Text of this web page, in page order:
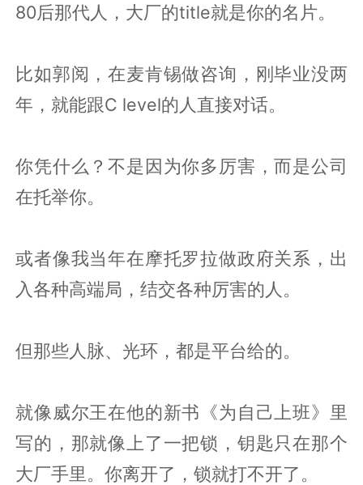
80后那代人，大厂的title就是你的名片。
比如郭阅，在麦肯锡做咨询，刚毕业没两
年，就能跟C level的人直接对话。
你凭什么？不是因为你多厉害，而是公司
在托举你。
或者像我当年在摩托罗拉做政府关系，出
入各种高端局，结交各种厉害的人。
但那些人脉、光环，都是平台给的。
就像威尔王在他的新书《为自己上班》里
写的，那就像上了一把锁，钥匙只在那个
大厂手里。你离开了，锁就打不开了。